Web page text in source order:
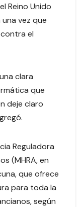
Reino Unido
vez que
el
clara
que
deje claro
Reguladora
(MHRA, en
que ofrece
para toda la
según